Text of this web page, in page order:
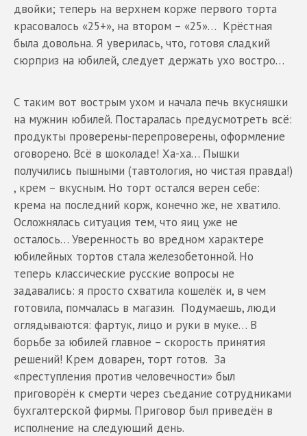
двойки; теперь на верхнем корже первого торта
красовалось «25+», на втором – «25»… Крёстная
была довольна. Я уверилась, что, готовя сладкий
сюрприз на юбилей, следует держать ухо востро…
С таким вот вострым ухом и начала печь вкусняшки
на мужнин юбилей. Постаралась предусмотреть всё:
продукты проверены-перепроверены, оформление
оговорено. Всё в шоколаде! Ха-ха… Пышки
получились пышными (тавтология, но чистая правда!)
, крем – вкусным. Но торт остался верен себе:
крема на последний корж, конечно же, не хватило.
Осложнялась ситуация тем, что яиц уже не
осталось… Уверенность во вредном характере
юбилейных тортов стала железобетонной. Но
теперь классические русские вопросы не
задавались: я просто схватила кошелёк и, в чем
готовила, помчалась в магазин. Подумаешь, люди
оглядываются: фартук, лицо и руки в муке… В
борьбе за юбилей главное – скорость принятия
решений! Крем доварен, торт готов. За
«преступления против человечности» был
приговорён к смерти через съедание сотрудниками
бухгалтерской фирмы. Приговор был приведён в
исполнение на следующий день.